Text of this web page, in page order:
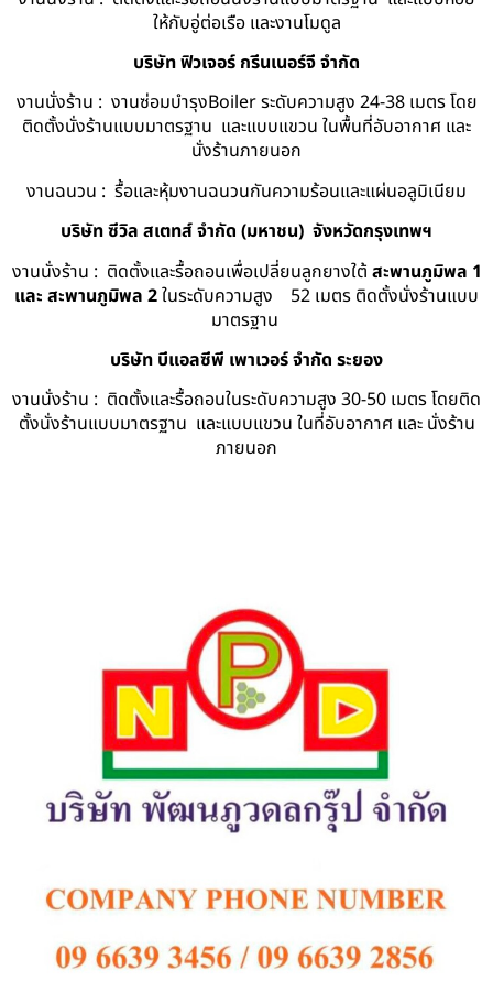
ให้กับอู่ต่อเรือ และงานโมดูล
บริษัท ฟิวเจอร์ กรีนเนอร์จี จำกัด
งานนั่งร้าน : งานซ่อมบำรุงBoiler ระดับความสูง 24-38 เมตร โดย
ติดตั้งนั่งร้านแบบมาตรฐาน และแบบแขวน ในพื้นที่อับอากาศ และ
นั่งร้านภายนอก
งานฉนวน : รื้อและหุ้มงานฉนวนกันความร้อนและแผ่นอลูมิเนียม
บริษัท ซีวิล สเตทส์ จำกัด (มหาชน) จังหวัดกรุงเทพฯ
งานนั่งร้าน : ติดตั้งและรื้อถอนเพื่อเปลี่ยนลูกยางใต้ สะพานภูมิพล 1
และ สะพานภูมิพล 2ในระดับความสูง 52 เมตร ติดตั้งนั่งร้านแบบ
มาตรฐาน
บริษัท บีแอลซีพี เพาเวอร์ จำกัด ระยอง
งานนั่งร้าน : ติดตั้งและรื้อถอนในระดับความสูง 30-50 เมตร โดยติด
ตั้งนั่งร้านแบบมาตรฐาน และแบบแขวน ในที่อับอากาศ และ นั่งร้าน
ภายนอก